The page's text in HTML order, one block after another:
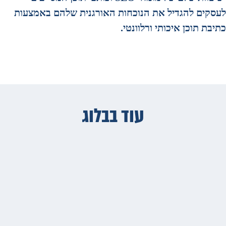
לעסקים להגדיל את הנוכחות האורגנית שלהם באמצעות
כתיבת תוכן איכותי ורלוונטי.
עוד בבלוג